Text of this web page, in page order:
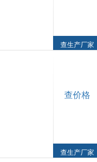
查生产厂家
查价格
查生产厂家